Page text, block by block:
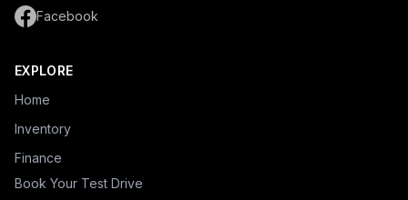
Facebook
EXPLORE
Home
Inventory
Finance
Book Your Test Drive